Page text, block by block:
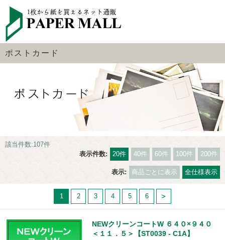
ポストカード
該当件数:107件
表示件数:
20件 40件 60件 100件 200件
表示: 商品ごとに表示 全仕様表示
1 2 3 4 5 6
NEWクリーンコートW ６４０×９４０
＜１１．５＞【ST0039 - C1A】